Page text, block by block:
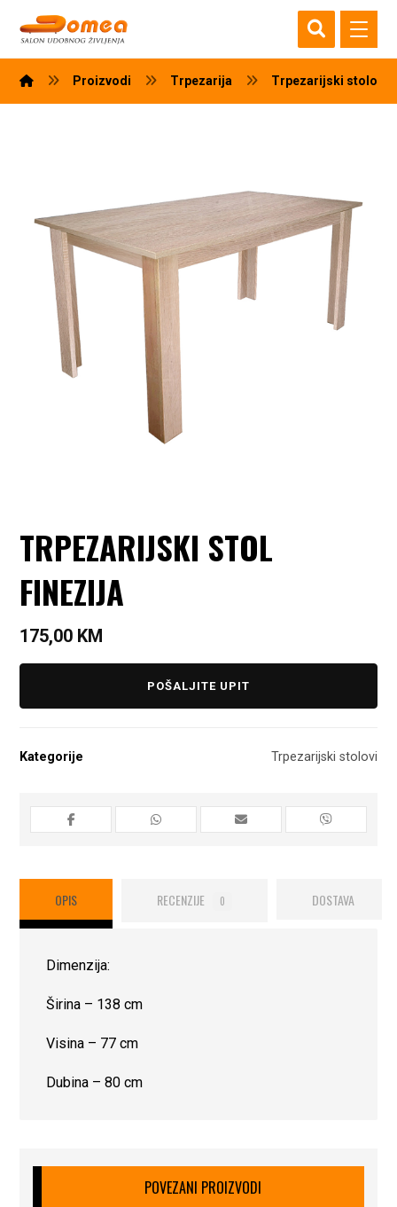
Proizvodi Trpezarija Trpezarijski stolovi
TRPEZARIJSKI STOL
FINEZIJA
175,00 KM
POŠALJITE UPIT
Kategorije Trpezarijski stolovi
OPIS RECENZIJE 0 DOSTAVA
Dimenzija:
Širina – 138 cm
Visina – 77 cm
Dubina – 80 cm
POVEZANI PROIZVODI